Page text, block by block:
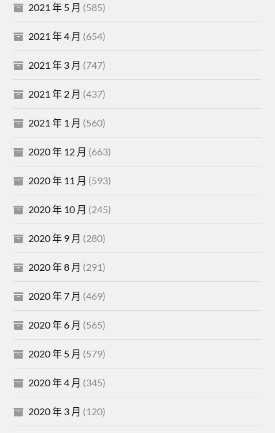
2021 年 5 月 (585)
2021 年 4 月 (654)
2021 年 3 月 (747)
2021 年 2 月 (437)
2021 年 1 月 (560)
2020 年 12 月 (663)
2020 年 11 月 (593)
2020 年 10 月 (245)
2020 年 9 月 (280)
2020 年 8 月 (291)
2020 年 7 月 (469)
2020 年 6 月 (565)
2020 年 5 月 (579)
2020 年 4 月 (345)
2020 年 3 月 (120)